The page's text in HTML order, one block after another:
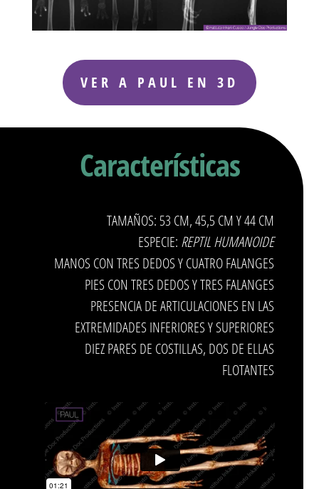
VER A PAUL EN 3D
Características
TAMAÑOS: 53 CM, 45,5 CM Y 44 CM
ESPECIE: REPTIL HUMANOIDE
MANOS CON TRES DEDOS Y CUATRO FALANGES
PIES CON TRES DEDOS Y TRES FALANGES
PRESENCIA DE ARTICULACIONES EN LAS
EXTREMIDADES INFERIORES Y SUPERIORES
DIEZ PARES DE COSTILLAS, DOS DE ELLAS
FLOTANTES